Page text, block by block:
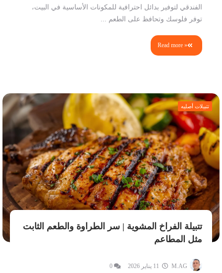
الفندقي لتوفير بدائل احترافية للمكونات الأساسية في البيت،
توفر فلوسك وتحافظ على الطعم ...
Read more »
تتبيلات أصليه
تتبيلة الفراخ المشوية | سر الطراوة والطعم الثابت
مثل المطاعم
M.AG
0